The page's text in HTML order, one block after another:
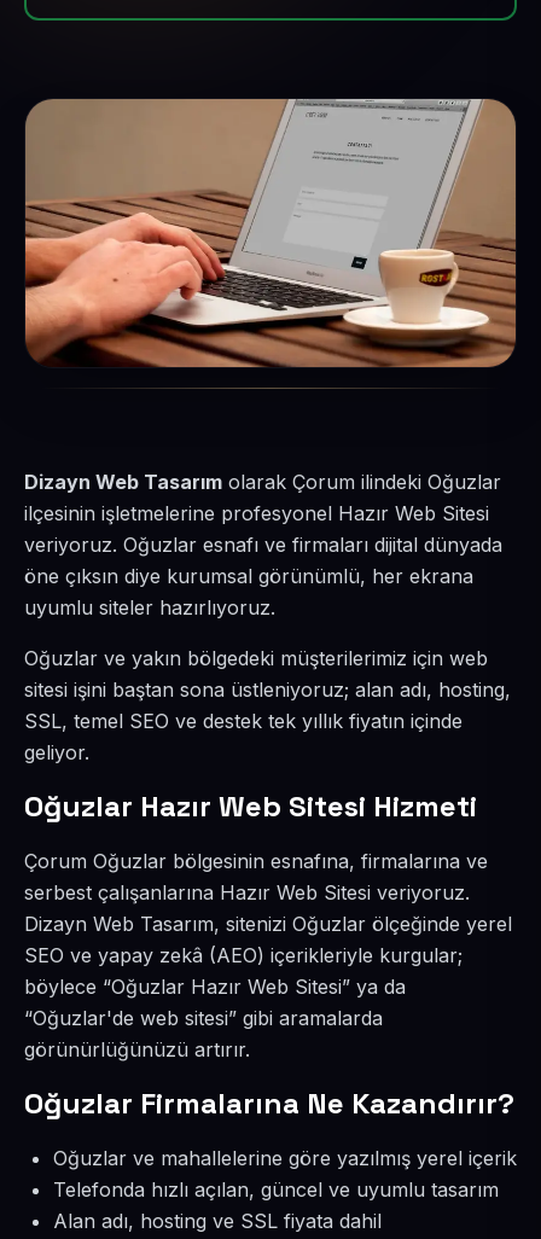
Dizayn Web Tasarım olarak Çorum ilindeki Oğuzlar
ilçesinin işletmelerine profesyonel Hazır Web Sitesi
veriyoruz. Oğuzlar esnafı ve firmaları dijital dünyada
öne çıksın diye kurumsal görünümlü, her ekrana
uyumlu siteler hazırlıyoruz.
Oğuzlar ve yakın bölgedeki müşterilerimiz için web
sitesi işini baştan sona üstleniyoruz; alan adı, hosting,
SSL, temel SEO ve destek tek yıllık fiyatın içinde
geliyor.
Oğuzlar Hazır Web Sitesi Hizmeti
Çorum Oğuzlar bölgesinin esnafına, firmalarına ve
serbest çalışanlarına Hazır Web Sitesi veriyoruz.
Dizayn Web Tasarım, sitenizi Oğuzlar ölçeğinde yerel
SEO ve yapay zekâ (AEO) içerikleriyle kurgular;
böylece “Oğuzlar Hazır Web Sitesi” ya da
“Oğuzlar'de web sitesi” gibi aramalarda
görünürlüğünüzü artırır.
Oğuzlar Firmalarına Ne Kazandırır?
Oğuzlar ve mahallelerine göre yazılmış yerel içerik
Telefonda hızlı açılan, güncel ve uyumlu tasarım
Alan adı, hosting ve SSL fiyata dahil